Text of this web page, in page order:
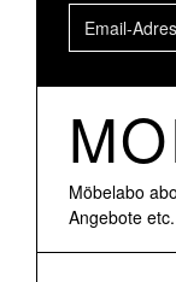
Möbelabo
Angebote